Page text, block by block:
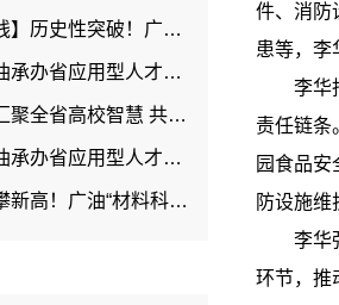
件、消防
患等，李
李华
责任链条
园食品
防设施维
李华
环节，推
【中国教育在线】历史性突破！广东石油化工学院首获省教学成果奖特等奖，多项数据创新高！
【羊城派】广油承办省应用型人才培养教务处长联盟大会 共探教育教学创新
【茂名日报】汇聚全省高校智慧 共探育人高质量路径
【羊城派】广油承办省应用型人才培养教务处长联盟大会共探教育教学创新
【羊城派】再攀新高！广油“材料科学”学科新晋ESI全球前1%